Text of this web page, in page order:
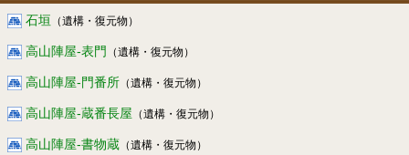
石垣 （遺構・復元物）
高山陣屋-表門 （遺構・復元物）
高山陣屋-門番所 （遺構・復元物）
高山陣屋-蔵番長屋 （遺構・復元物）
高山陣屋-書物蔵 （遺構・復元物）